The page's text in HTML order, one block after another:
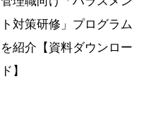
ト対策研修」プログラム
を紹介【資料ダウンロー
ド】